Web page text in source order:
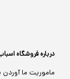
درباره فروشگاه
ماموریت ما